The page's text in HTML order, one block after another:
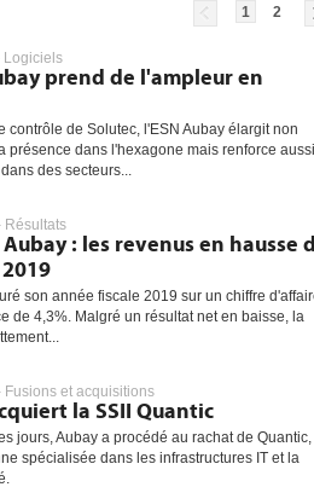
1 2
Logiciels
prend de l'ampleur en
contrôle de Solutec, l'ESN Aubay élargit non
présence dans l'hexagone mais renforce aussi
des secteurs...
Résultats
: les revenus en hausse
son année fiscale 2019 sur un chiffre
de 4,3%. Malgré un résultat net en baisse, la
Fusions et acquisitions
la SSII Quantic
jours, Aubay a procédé au rachat de Quantic,
spécialisée dans les infrastructures IT et la